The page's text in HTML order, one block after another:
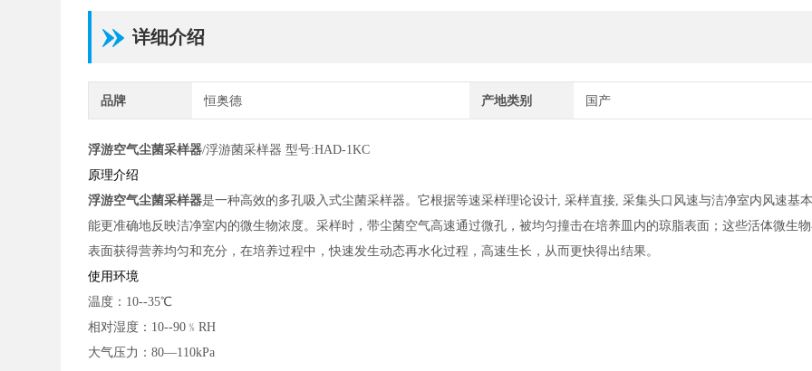
详细介绍
品牌 恒奥德 产地类别 国产
浮游空气尘菌采样器/浮游菌采样器 型号:HAD-1KC
原理介绍
浮游空气尘菌采样器是一种高效的多孔吸入式尘菌采样器。它根据等速采样理论设计, 采样直接, 采集头口风速与洁净室内风速基
能更准确地反映洁净室内的微生物浓度。采样时，带尘菌空气高速通过微孔，被均匀撞击在培养皿内的琼脂表面；这些活体微生
表面获得营养均匀和充分，在培养过程中，快速发生动态再水化过程，高速生长，从而更快得出结果。
使用环境
温度： 10--35℃
相对湿度： 10--90﹪RH
大气压力：80—110kPa